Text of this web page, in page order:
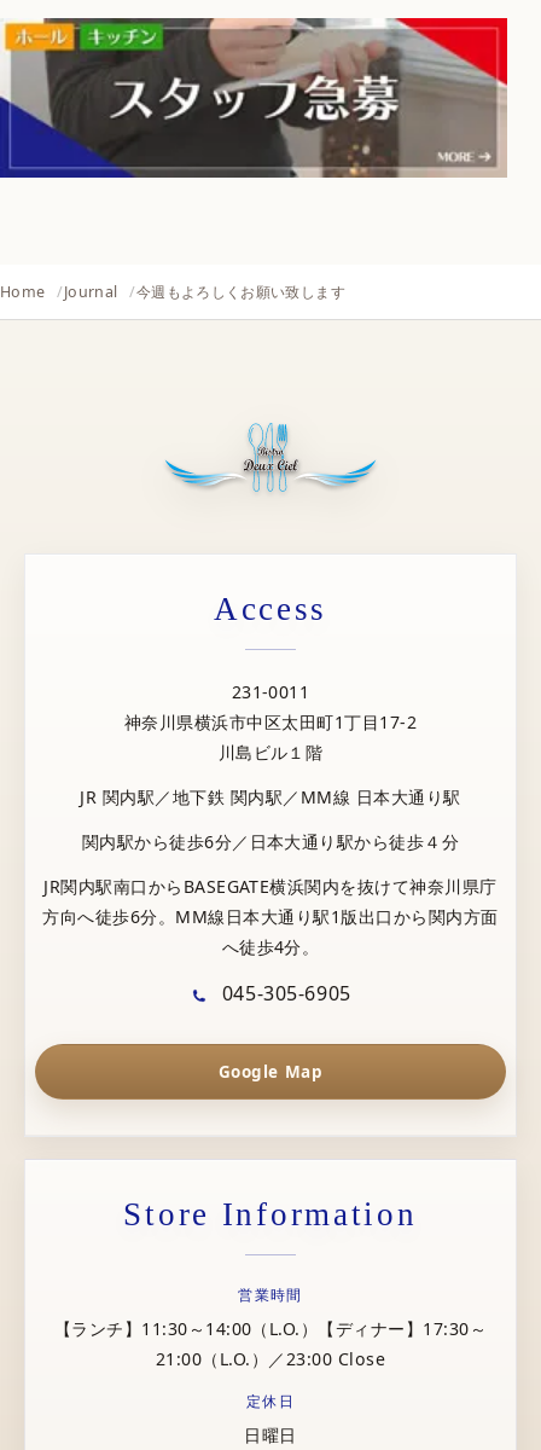
Home Journal 今週もよろしくお願い致します
Access
231-0011
神奈川県横浜市中区太田町1丁目17-2
川島ビル１階
JR 関内駅／地下鉄 関内駅／MM線 日本大通り駅
関内駅から徒歩6分／日本大通り駅から徒歩４分
JR関内駅南口からBASEGATE横浜関内を抜けて神奈川県庁
方向へ徒歩6分。MM線日本大通り駅1版出口から関内方面
へ徒歩4分。
045-305-6905
Google Map
Store Information
営業時間
【ランチ】11:30～14:00（L.O.）【ディナー】17:30～
21:00（L.O.）／23:00 Close
定休日
日曜日